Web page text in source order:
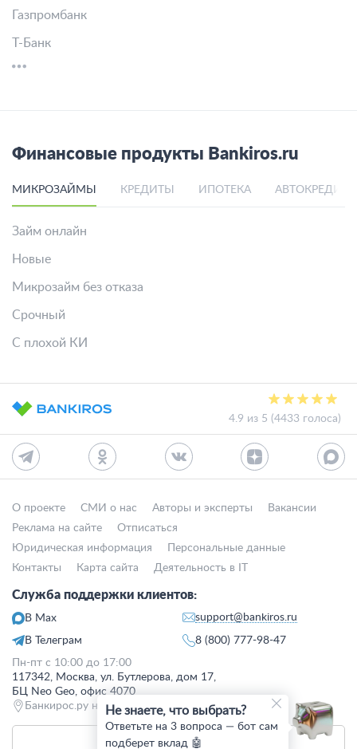
Газпромбанк
Т-Банк
Финансовые продукты Bankiros.ru
МИКРОЗАЙМЫ КРЕДИТЫ ИПОТЕКА
Займ онлайн
Новые
Микрозайм без отказа
Срочный
С плохой КИ
4.9 из 5 (4433 голоса)
О проекте СМИ о нас Авторы и эксперты
Вакансии
Реклама на сайте
Отписаться
Юридическая информация
Персональные данные
Контакты
Карта сайта Деятельность в IT
Служба поддержки клиентов:
В Max
В Телеграм
support@bankiros.ru
8 (800) 777-98-47
Пн-пт с 10:00 до 17:00
117342, Москва, ул. Бутлерова, дом 17,
БЦ Neo Geo, офис 4070
Банкирос.ру на Яндекс.Картах
Отписаться
Не знаете, что выбрать?
Ответьте на 3 вопроса — бот сам
подберет вклад 🤖